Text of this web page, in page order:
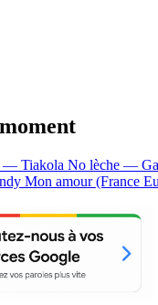
— Tiakola No lèche —
Mon amour (France